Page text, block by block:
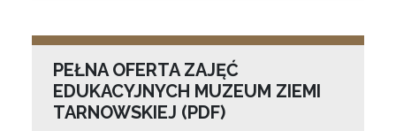
PEŁNA OFERTA ZAJĘĆ
EDUKACYJNYCH MUZEUM ZIEMI
TARNOWSKIEJ (PDF)